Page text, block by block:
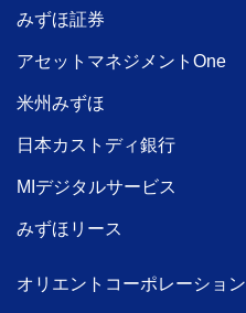
みずほ証券
アセットマネジメントOne
米州みずほ
日本カストディ銀行
MIデジタルサービス
みずほリース
オリエントコーポレーション